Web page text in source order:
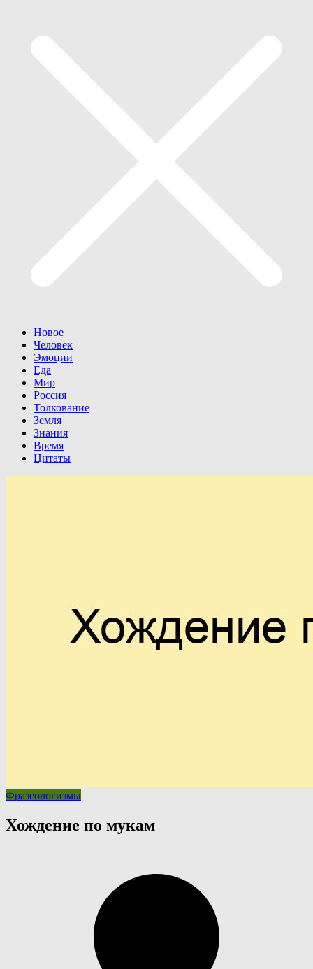
Новое
Человек
Эмоции
Еда
Мир
Россия
Толкование
Земля
Знания
Время
Цитаты
Фразеологизмы
Хождение по мукам